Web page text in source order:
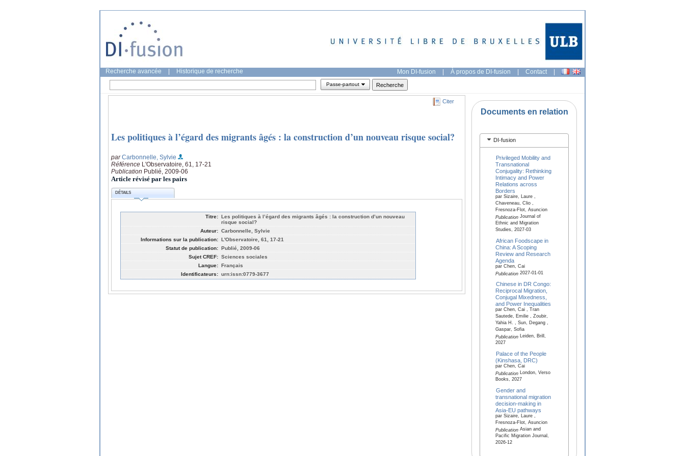
Recherche avancée Historique de recherche Mon DI-fusion | À propos de DI-fusion | Contact |
Passe-partout
Citer
Les politiques à l’égard des migrants âgés : la construction d’un nouveau risque social?
parCarbonnelle, Sylvie
Référence L'Observatoire, 61, 17-21
Publication Publié, 2009-06
Article révisé par les pairs
DÉTAILS
Titre: Les politiques à l’égard des migrants âgés : la construction d’un nouveau
risque social?
Auteur: Carbonnelle, Sylvie
Informations sur la publication: L'Observatoire, 61, 17-21
Statut de publication: Publié, 2009-06
Sujet CREF: Sciences sociales
Langue: Français
Identificateurs: urn:issn:0779-3677
Documents en relation
DI-fusion
Privileged Mobility and
Transnational
Conjugality: Rethinking
Intimacy and Power
Relations across
Borders
par Sizaire, Laure ,
Chaveneau, Clio ,
Fresnoza-Flot, Asuncion
PublicationJournal of
Ethnic and Migration
Studies, 2027-03
African Foodscape in
China: A Scoping
Review and Research
Agenda
par Chen, Cai
Publication2027-01-01
Chinese in DR Congo:
Reciprocal Migration,
Conjugal Mixedness,
and Power Inequalities
par Chen, Cai , Tran
Sautede, Emilie , Zoubir,
Yahia H. , Sun, Degang ,
Gaspar, Sofia
PublicationLeiden, Brill,
2027
Palace of the People
(Kinshasa, DRC)
par Chen, Cai
PublicationLondon, Verso
Books, 2027
Gender and
transnational migration
decision-making in
Asia-EU pathways
par Sizaire, Laure ,
Fresnoza-Flot, Asuncion
PublicationAsian and
Pacific Migration Journal,
2026-12